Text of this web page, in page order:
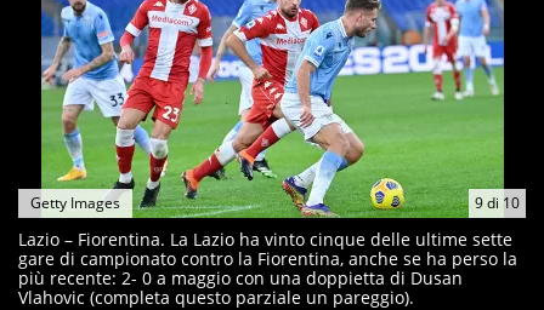
9di 10
Getty Images
Lazio – Fiorentina. La Lazio ha vinto cinque delle ultime sette
gare di campionato contro la Fiorentina, anche se ha perso la
più recente: 2- 0 a maggio con una doppietta di Dusan
Vlahovic (completa questo parziale un pareggio).